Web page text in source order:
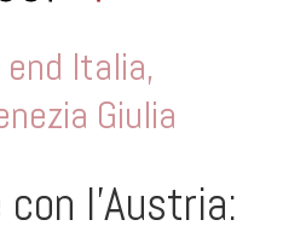
Italia,
Giulia
l’Austria: